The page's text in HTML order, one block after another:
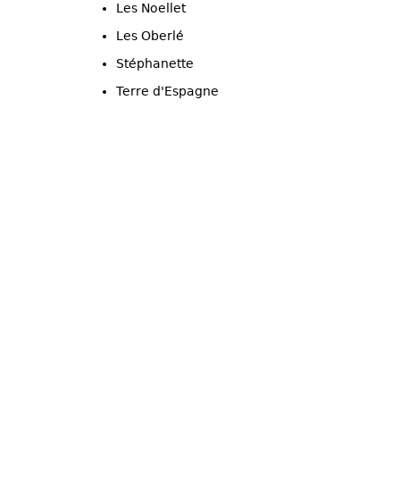
Les Noellet
Les Oberlé
Stéphanette
Terre d'Espagne